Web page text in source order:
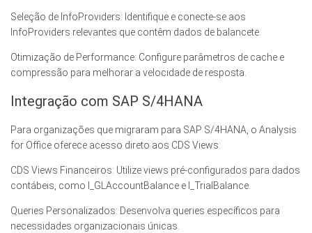
Seleção de InfoProviders: Identifique e conecte-se aos
InfoProviders relevantes que contêm dados de balancete.
Otimização de Performance: Configure parâmetros de cache e
compressão para melhorar a velocidade de resposta.
Integração com SAP S/4HANA
Para organizações que migraram para SAP S/4HANA, o Analysis
for Office oferece acesso direto aos CDS Views:
CDS Views Financeiros: Utilize views pré-configurados para dados
contábeis, como I_GLAccountBalance e I_TrialBalance.
Queries Personalizados: Desenvolva queries específicos para
necessidades organizacionais únicas.